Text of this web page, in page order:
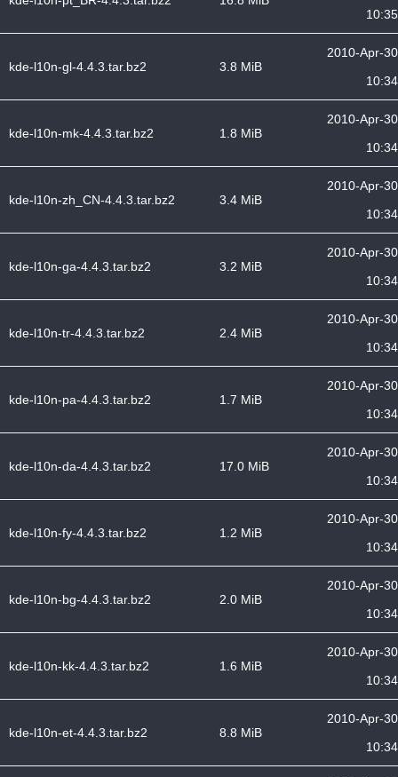
10:35
kde-l10n-gl-4.4.3.tar.bz2 3.8 MiB
2010-Apr-30
10:34
kde-l10n-mk-4.4.3.tar.bz2 1.8 MiB
2010-Apr-30
10:34
kde-l10n-zh_CN-4.4.3.tar.bz2 3.4 MiB
2010-Apr-30
10:34
kde-l10n-ga-4.4.3.tar.bz2 3.2 MiB
2010-Apr-30
10:34
kde-l10n-tr-4.4.3.tar.bz2 2.4 MiB
2010-Apr-30
10:34
kde-l10n-pa-4.4.3.tar.bz2 1.7 MiB
2010-Apr-30
10:34
kde-l10n-da-4.4.3.tar.bz2 17.0 MiB
2010-Apr-30
10:34
kde-l10n-fy-4.4.3.tar.bz2 1.2 MiB
2010-Apr-30
10:34
kde-l10n-bg-4.4.3.tar.bz2 2.0 MiB
2010-Apr-30
10:34
kde-l10n-kk-4.4.3.tar.bz2 1.6 MiB
2010-Apr-30
10:34
kde-l10n-et-4.4.3.tar.bz2 8.8 MiB
2010-Apr-30
10:34